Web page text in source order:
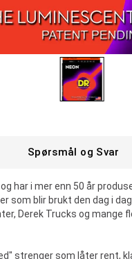
Spørsmål og Svar
har i mer enn 50 år
som blir brukt den dag i
Derek Trucks og mange
strenger som låter rent,